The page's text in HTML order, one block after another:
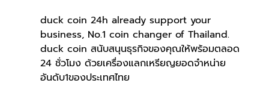
duck coin 24h already support your
business, No.1 coin changer of Thailand.
duck coin สนับสนุนธุรกิจของคุณให้พร้อมตลอด
24 ชั่วโมง ด้วยเครื่องแลกเหรียญยอดจำหน่าย
อันดับ1ของประเทศไทย